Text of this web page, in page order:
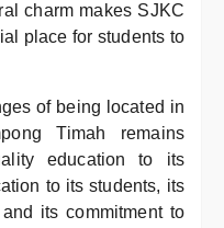
charm makes SJKC
place for students to
of being located in
Timah remains
education to its
to its students, its
its commitment to